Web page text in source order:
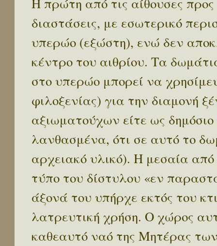
διαστάσεις, με εσωτερικό
υπερώο (εξώστη), ενώ δεν
κέντρο του αιθρίου. Τα
στο υπερώο μπορεί να
φιλοξενίας) για την διαμονή
αξιωματούχων είτε ως
λανθασμένα, ότι σε αυτό το
αρχειακό υλικό). Η μεσαία από
τύπο του δίστυλου «εν
άξονά του υπήρχε εκτός του
λατρευτική χρήση. Ο χώρος
καθεαυτό ναό της Μητέρας